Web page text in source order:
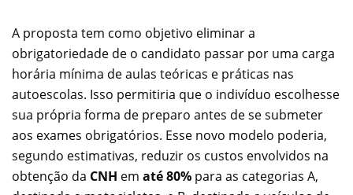
A proposta tem como objetivo eliminar a
obrigatoriedade de o candidato passar por uma carga
horária mínima de aulas teóricas e práticas nas
autoescolas. Isso permitiria que o indivíduo escolhesse
sua própria forma de preparo antes de se submeter
aos exames obrigatórios. Esse novo modelo poderia,
segundo estimativas, reduzir os custos envolvidos na
obtenção da CNH em até 80% para as categorias A,